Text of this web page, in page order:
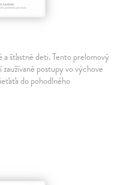
šťastné deti. Tento prelomový
postupy vo výchove
do pohodlného